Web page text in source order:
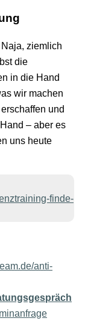
ziemlich
die
in die Hand
wir machen
und
– aber es
uns heute
finde-
anti-